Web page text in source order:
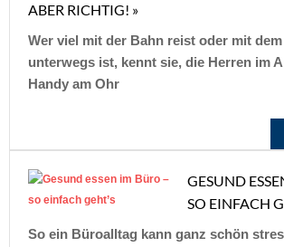
ABER RICHTIG! »
Wer viel mit der Bahn reist oder mit
unterwegs ist, kennt sie, die Herren im
Handy am Ohr
GESUND
SO EINFACH
So ein Büroalltag kann ganz schön